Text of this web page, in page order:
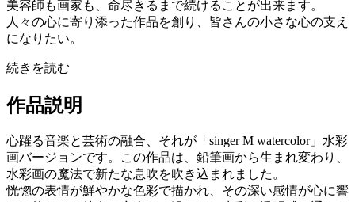
美容師も画家も、命尽きるまで続けることが出来ます。
人々の心に寄り添った作品を創り、皆さんの小さな心の支え
になりたい。
続きを読む
作品説明
心躍る音楽と芸術の融合、それが「singer M watercolor」水彩
画バージョンです。この作品は、鉛筆画から生まれ変わり、
水彩画の魔法で新たな息吹を吹き込まれました。
恍惚の表情が鮮やかな色彩で描かれ、その深い感情が心に響